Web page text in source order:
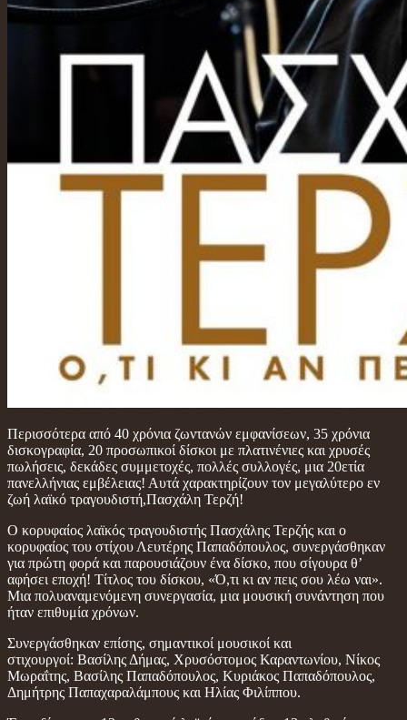
Περισσότερα από 40 χρόνια ζωντανών εμφανίσεων, 35 χρόνια
δισκογραφία, 20 προσωπικοί δίσκοι με πλατινένιες και χρυσές
πωλήσεις, δεκάδες συμμετοχές, πολλές συλλογές, μια 20ετία
πανελλήνιας εμβέλειας! Αυτά χαρακτηρίζουν τον μεγαλύτερο εν
ζωή λαϊκό τραγουδιστή,Πασχάλη Τερζή!
Ο κορυφαίος λαϊκός τραγουδιστής Πασχάλης Τερζής και ο
κορυφαίος του στίχου Λευτέρης Παπαδόπουλος, συνεργάσθηκαν
για πρώτη φορά και παρουσιάζουν ένα δίσκο, που σίγουρα θ’
αφήσει εποχή! Τίτλος του δίσκου, «Ό,τι κι αν πεις σου λέω ναι».
Μια πολυαναμενόμενη συνεργασία, μια μουσική συνάντηση που
ήταν επιθυμία χρόνων.
Συνεργάσθηκαν επίσης, σημαντικοί μουσικοί και
στιχουργοί: Βασίλης Δήμας, Χρυσόστομος Καραντωνίου, Νίκος
Μωραΐτης, Βασίλης Παπαδόπουλος, Κυριάκος Παπαδόπουλος,
Δημήτρης Παπαχαραλάμπους και Ηλίας Φιλίππου.